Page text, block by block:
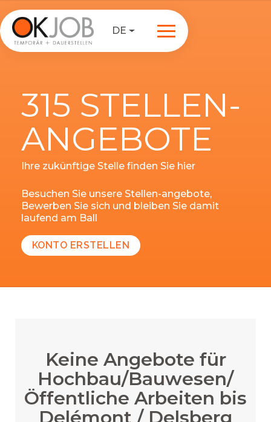
DE
315 STELLEN-
ANGEBOTE
Ihre zukünftige Stelle finden Sie hier
Besuchen Sie unsere Stellen-angebote,
Bewerben Sie sich und bleiben Sie damit
laufend am Ball
KONTO ERSTELLEN
Keine Angebote für
Hochbau/Bauwesen/
Öffentliche Arbeiten bis
Delémont / Delsberg